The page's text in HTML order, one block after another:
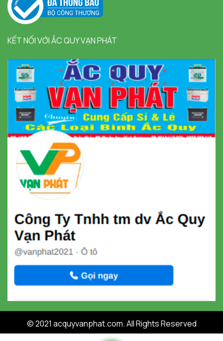
KẾT NỐI VỚI ẮC QUY VẠN PHÁT
© 2021 acquyvanphat.com. All Rights Reserved